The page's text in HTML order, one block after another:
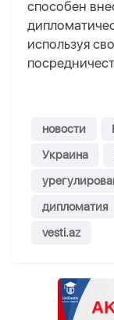
способен
используя
новости
Украина
дипломатия
vesti.az